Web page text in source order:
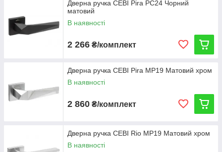
Дверна ручка CEBI Pira PC24 Чорний
матовий
В наявності
2 266 ₴/комплект
Дверна ручка CEBI Pira MP19 Матовий хром
В наявності
2 860 ₴/комплект
Дверна ручка CEBI Rio MP19 Матовий хром
В наявності